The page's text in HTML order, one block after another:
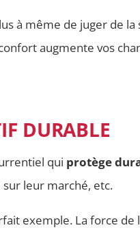
à même de juger de
augmente vos
DURABLE
qui protège
leur marché, etc.
exemple. La force